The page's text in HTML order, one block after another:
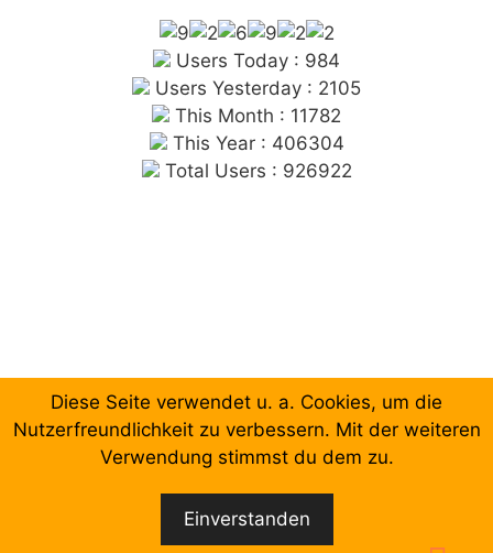
Users Today : 984
Users Yesterday : 2105
This Month : 11782
This Year : 406304
Total Users : 926922
Chronologische Aufzählung der Beiträge
© 2026 Forum Gewerkschaftliche Linke Berlin •
Diese Seite verwendet u. a. Cookies, um die
Nutzerfreundlichkeit zu verbessern. Mit der weiteren
Verwendung stimmst du dem zu.
Einverstanden